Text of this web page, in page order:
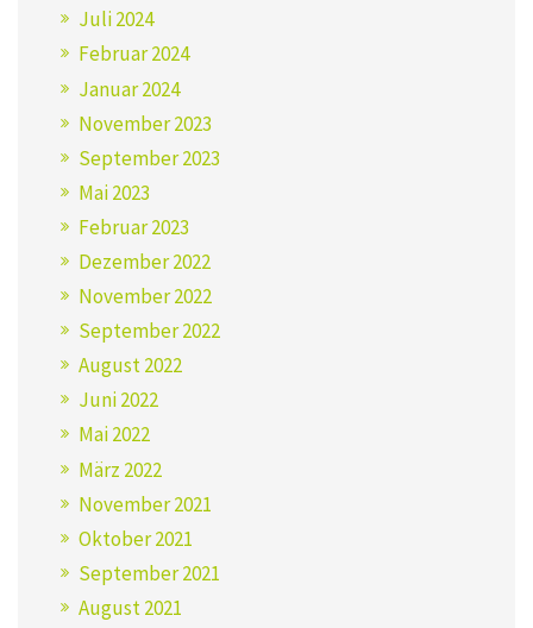
Juli 2024
Februar 2024
Januar 2024
November 2023
September 2023
Mai 2023
Februar 2023
Dezember 2022
November 2022
September 2022
August 2022
Juni 2022
Mai 2022
März 2022
November 2021
Oktober 2021
September 2021
August 2021